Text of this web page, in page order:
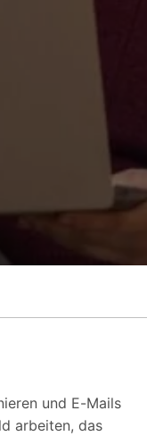
und E-Mails
arbeiten, das